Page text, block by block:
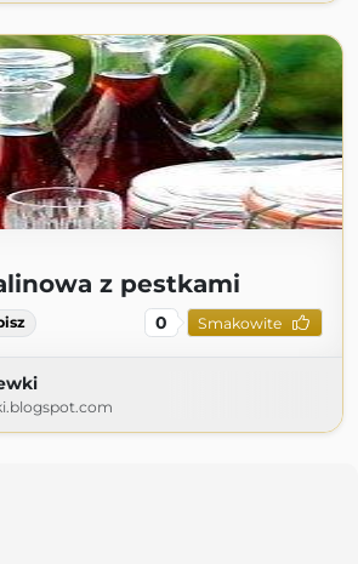
z pestkami
0 Smakowite